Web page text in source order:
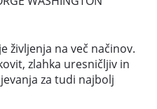
življenja na več načinov.
zlahka uresničljiv in
za tudi najbolj